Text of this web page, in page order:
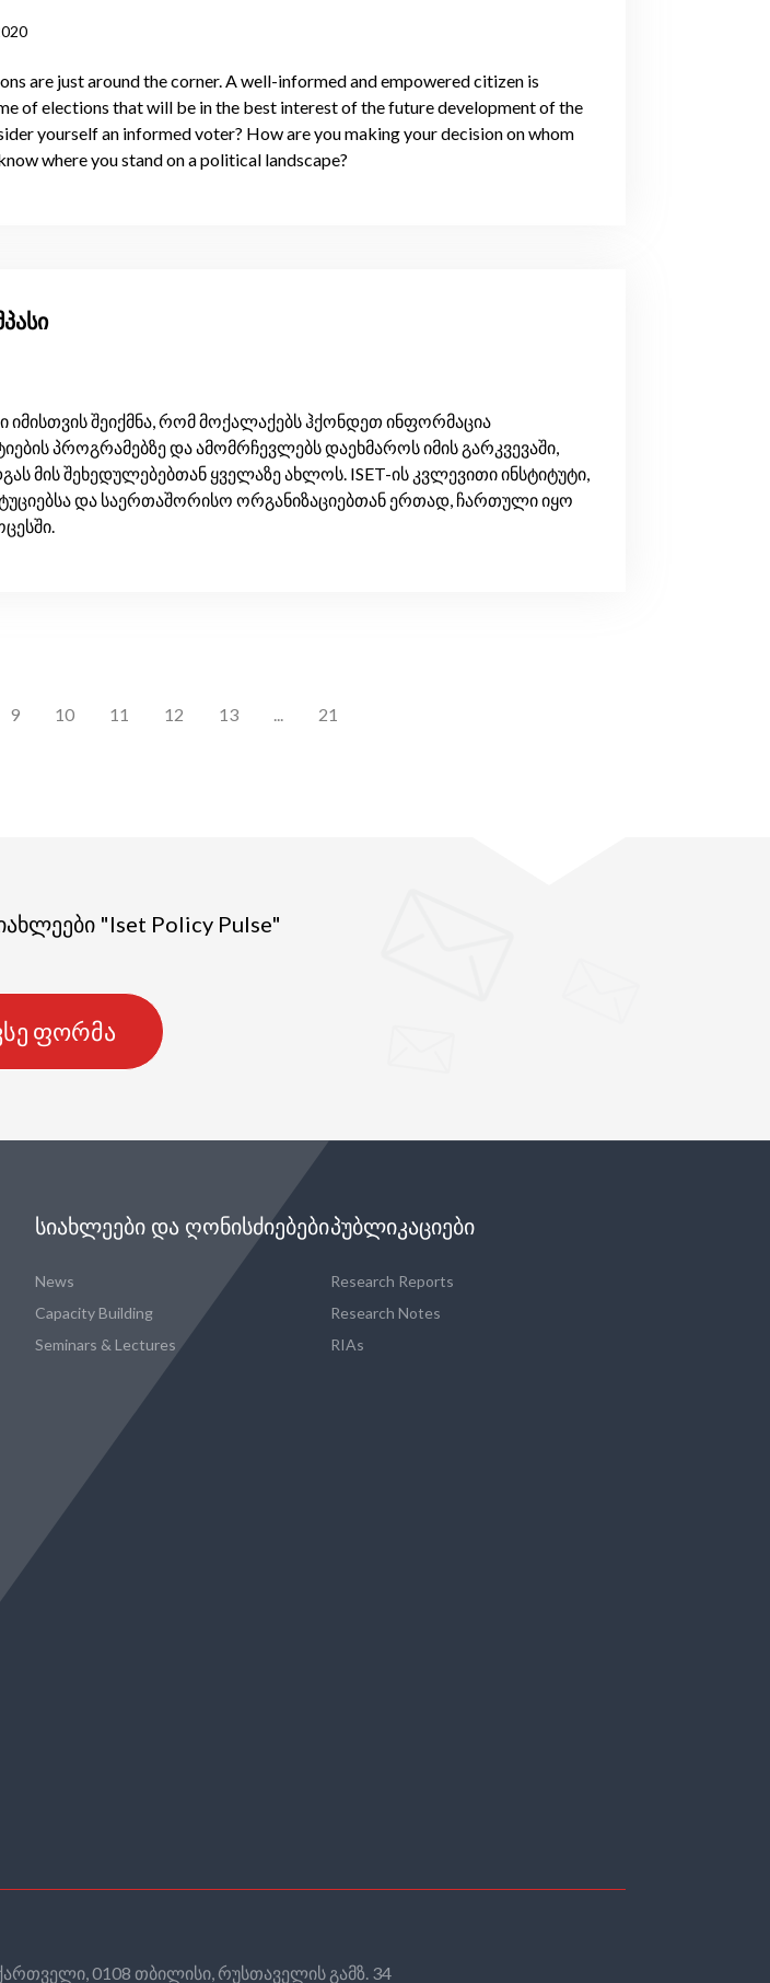
are just around the corner. A well-informed and empowered citizen is
of elections that will be in the best interest of the future development of the
yourself an informed voter? How are you making your decision on whom
where you stand on a political landscape?
იმისთვის შეიქმნა, რომ მოქალაქებს ჰქონდეთ ინფორმაცია
პროგრამებზე და ამომრჩევლებს დაეხმაროს იმის გარკვევაში,
მის შეხედულებებთან ყველაზე ახლოს. ISET-ის კვლევითი ინსტიტუტი,
და საერთაშორისო ორგანიზაციებთან ერთად, ჩართული იყო
9 10 11 12 13 ... 21
"Iset Policy Pulse"
ფორმა
ᲡᲘᲐᲮᲚᲔᲔᲑᲘ ᲓᲐ ᲦᲝᲜᲘᲡᲫᲘᲔᲑᲔᲑᲘ
News
Capacity Building
Seminars & Lectures
ᲞᲣᲑᲚᲘᲙᲐᲪᲘᲔᲑᲘ
Research Reports
Research Notes
RIAs
0108 თბილისი, რუსთაველის გამზ. 34